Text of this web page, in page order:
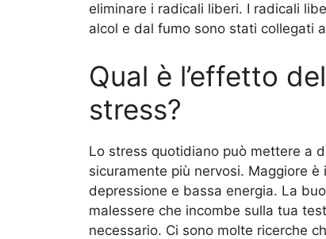
eliminare i radicali liberi. I radicali
alcol e dal fumo sono stati collegati
Qual è l’effetto
stress?
Lo stress quotidiano può mettere a
sicuramente più nervosi. Maggiore
depressione e bassa energia. La
malessere che incombe sulla tua
necessario. Ci sono molte ricerche